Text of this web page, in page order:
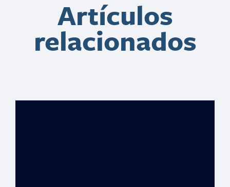
Artículos
relacionados